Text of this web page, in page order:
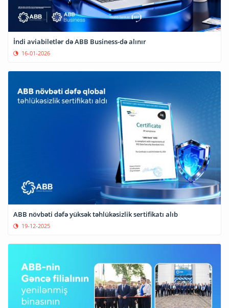
İndi aviabiletlər də ABB Business-də alınır
16-01-2026
ABB növbəti dəfə yüksək təhlükəsizlik sertifikatı alıb
19-12-2025